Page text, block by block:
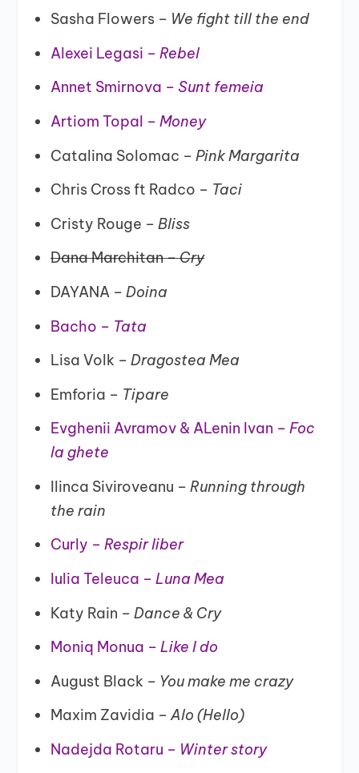
Sasha Flowers – We fight till the end
Alexei Legasi – Rebel
Annet Smirnova – Sunt femeia
Artiom Topal – Money
Catalina Solomac – Pink Margarita
Chris Cross ft Radco – Taci
Cristy Rouge – Bliss
Dana Marchitan –Cry
DAYANA – Doina
Bacho – Tata
Lisa Volk – Dragostea Mea
Emforia – Tipare
Evghenii Avramov & ALenin Ivan – Foc
la ghete
Ilinca Siviroveanu – Running through
the rain
Curly – Respir liber
Iulia Teleuca – Luna Mea
Katy Rain – Dance & Cry
Moniq Monua – Like I do
August Black – You make me crazy
Maxim Zavidia –Alo (Hello)
Nadejda Rotaru – Winter story